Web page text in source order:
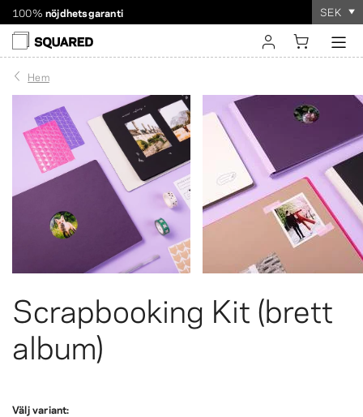
Världsomspännande frakt. Rabatterad frakt över 560 kr
Beställningen tar
SEK
registrera
Hem
Scrapbooking Kit (brett
album)
Välj variant: